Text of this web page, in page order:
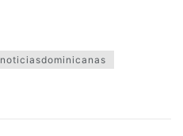
noticiasdominicanas